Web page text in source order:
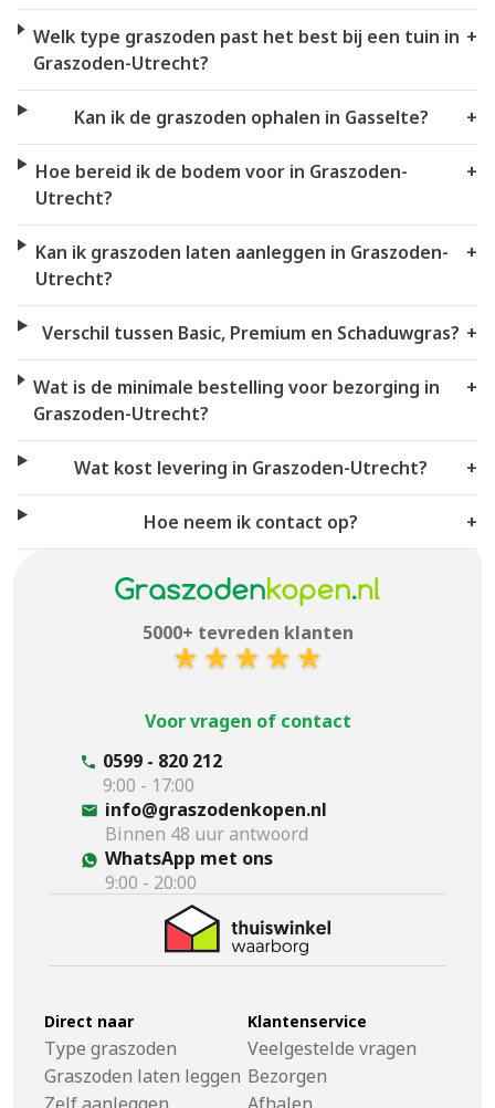
Welk type graszoden past het best bij een tuin in
Graszoden-Utrecht?
+
Kan ik de graszoden ophalen in Gasselte? +
Hoe bereid ik de bodem voor in Graszoden-
Utrecht?
+
Kan ik graszoden laten aanleggen in Graszoden-
Utrecht?
+
Verschil tussen Basic, Premium en Schaduwgras? +
Wat is de minimale bestelling voor bezorging in
Graszoden-Utrecht?
+
Wat kost levering in Graszoden-Utrecht? +
Hoe neem ik contact op? +
5000+ tevreden klanten
Voor vragen of contact
0599 - 820 212
9:00 - 17:00
info@graszodenkopen.nl
Binnen 48 uur antwoord
WhatsApp met ons
9:00 - 20:00
Direct naar
Type graszoden
Graszoden laten leggen
Klantenservice
Veelgestelde vragen
Bezorgen